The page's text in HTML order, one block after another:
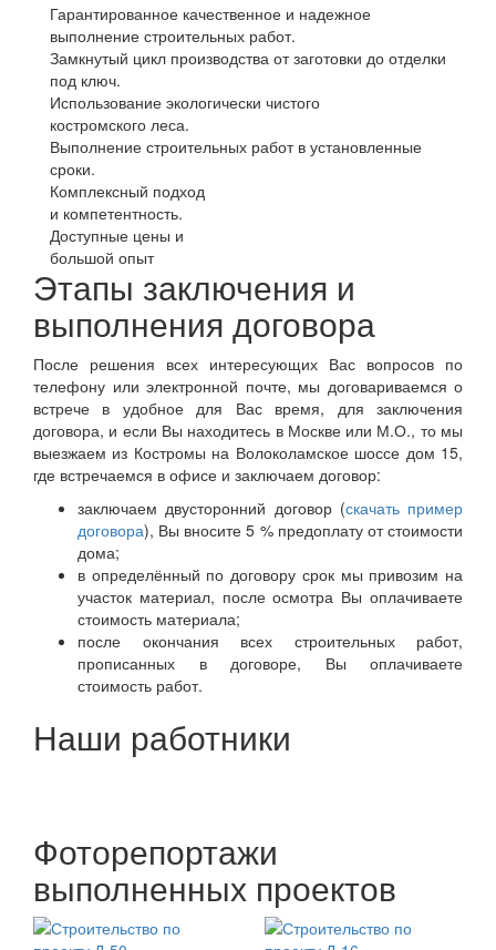
Гарантированное качественное и надежное
выполнение строительных работ.
Замкнутый цикл производства от заготовки до отделки
под ключ.
Использование экологически чистого
костромского леса.
Выполнение строительных работ в установленные
сроки.
Комплексный подход
и компетентность.
Доступные цены и
большой опыт
Этапы заключения и
выполнения договора
После решения всех интересующих Вас вопросов по
телефону или электронной почте, мы договариваемся о
встрече в удобное для Вас время, для заключения
договора, и если Вы находитесь в Москве или М.О., то мы
выезжаем из Костромы на Волоколамское шоссе дом 15,
где встречаемся в офисе и заключаем договор:
заключаем двусторонний договор (скачать пример
договора), Вы вносите 5 % предоплату от стоимости
дома;
в определённый по договору срок мы привозим на
участок материал, после осмотра Вы оплачиваете
стоимость материала;
после окончания всех строительных работ,
прописанных в договоре, Вы оплачиваете
стоимость работ.
Наши работники
Фоторепортажи
выполненных проектов